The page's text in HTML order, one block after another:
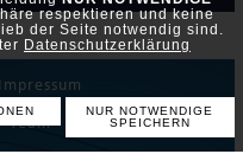
respektieren und keine
der Seite notwendig sind.
Datenschutzerklärung
NUR NOTWENDIGE
SPEICHERN
Impressum
Team